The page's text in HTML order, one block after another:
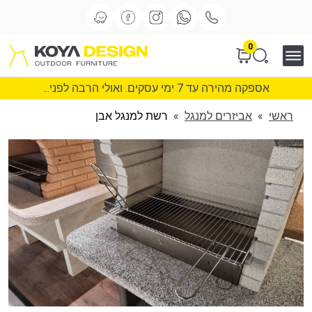
0
אספקה מהירה עד 7 ימי עסקים. ואולי הרבה לפני...
ראשי » אביזרים למנגל » רשת למנגל אבן